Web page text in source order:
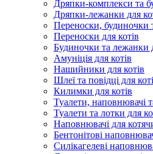
Дряпки-комплекси та
Дряпки-лежанки для
Переноски, будиночки
Переноски для котів
Будиночки та лежанки
Амуніція для котів
Нашийники для котів
Шлеї та повідці для
Килимки для котів
Туалети, наповнювачі
Туалети та лотки для
Наповнювачі для
Бентонітові
Силікагелеві